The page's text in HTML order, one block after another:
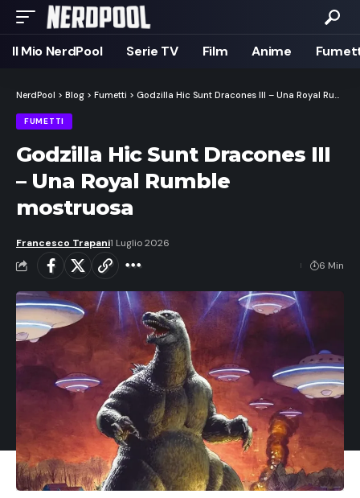
Il Mio NerdPool Serie TV Film Anime
NerdPool > Blog > Fumetti > Godzilla Hic Sunt Dracones III – Una Royal Rumble mostruosa
FUMETTI
Godzilla Hic Sunt Dracones III
– Una Royal Rumble
mostruosa
Francesco Trapani1 Luglio 2026
6 Min